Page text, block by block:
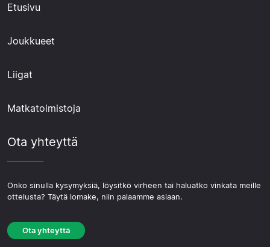
Etusivu
Joukkueet
Liigat
Matkatoimistoja
Ota yhteyttä
Onko sinulla kysymyksiä, löysitkö virheen tai haluatko vinkata meille
ottelusta? Täytä lomake, niin palaamme asiaan.
Ota yhteyttä